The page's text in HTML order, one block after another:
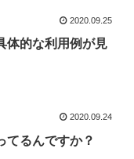
2020.09.25
体的な利用例が見
2020.09.24
てるんですか？